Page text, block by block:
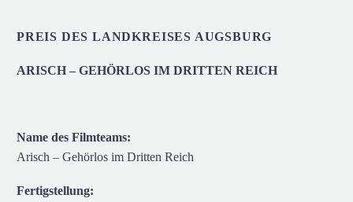
PREIS DES LANDKREISES AUGSBURG
ARISCH – GEHÖRLOS IM DRITTEN REICH
Name des Filmteams:
Arisch – Gehörlos im Dritten Reich
Fertigstellung: